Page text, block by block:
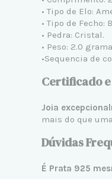
• Tipo de Elo:
• Tipo de Fecho:
• Pedra: Cristal.
• Peso: 2.0
•Sequencia de
Certificado
Joia
mais do que
Dúvidas
É Prata 925